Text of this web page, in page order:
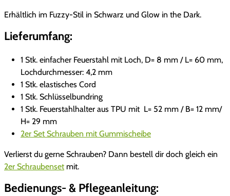
h
H
S
M
L
Erhältlich im Fuzzy-Stil in Schwarz und Glow in the Dark.
Lieferumfang:
1 Stk. einfacher Feuerstahl mit Loch, D= 8 mm / L= 60 mm,
Lochdurchmesser: 4,2 mm
1 Stk. elastisches Cord
1 Stk. Schlüsselbundring
1 Stk. Feuerstahlhalter aus TPU mit L= 52 mm / B= 12 mm/
H= 29 mm
2er Set Schrauben mit Gummischeibe
Verlierst du gerne Schrauben? Dann bestell dir doch gleich ein
2er Schraubensetmit.
Bedienungs- & Pflegeanleitung: